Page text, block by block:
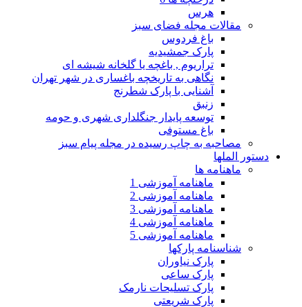
هرس
مقالات مجله فضای سبز
باغ فردوس
پارک جمشیدیه
تراریوم , باغچه یا گلخانه شیشه ای
نگاهی به تاریخچه باغساری در شهر تهران
آشنایی با پارک شطرنج
زنبق
توسعه پایدار جنگلداری شهری و حومه
باغ مستوفی
مصاحبه به چاپ رسیده در مجله پیام سبز
دستور الملها
ماهنامه ها
ماهنامه آموزشی 1
ماهنامه آموزشی 2
ماهنامه آموزشی 3
ماهنامه آموزشی 4
ماهنامه آموزشی 5
شناسنامه پارکها
پارک نیاوران
پارک ساعی
پارک تسلیحات نارمک
پارک شریعتی